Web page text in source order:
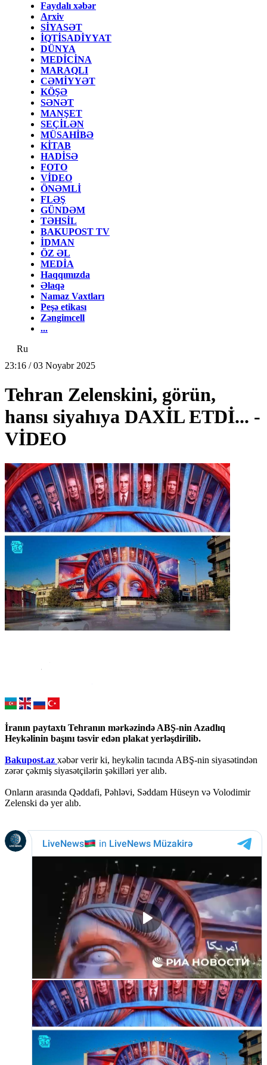
Faydalı xəbər
Arxiv
SİYASƏT
İQTİSADİYYAT
DÜNYA
MEDİCİNA
MARAQLI
CƏMİYYƏT
KÖŞƏ
SƏNƏT
MANŞET
SEÇİLƏN
MÜSAHİBƏ
KİTAB
HADİSƏ
FOTO
VİDEO
ÖNƏMLİ
FLƏŞ
GÜNDƏM
TƏHSİL
BAKUPOST TV
İDMAN
ÖZ ƏL
MEDİA
Haqqımızda
Əlaqə
Namaz Vaxtları
Peşə etikası
Zəngimcell
...
Ru
23:16 / 03 Noyabr 2025
Tehran Zelenskini, görün,
hansı siyahıya DAXİL ETDİ... -
VİDEO
İranın paytaxtı Tehranın mərkəzində ABŞ-nin Azadlıq
Heykəlinin başını təsvir edən plakat yerləşdirilib.
Bakupost.az xəbər verir ki, heykəlin tacında ABŞ-nin siyasətindən
zərər çəkmiş siyasətçilərin şəkilləri yer alıb.
Onların arasında Qəddafi, Pəhləvi, Səddam Hüseyn və Volodimir
Zelenski də yer alıb.